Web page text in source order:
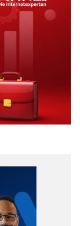
auch einen
soll durch
und
werden, in
und so
Ada
in Koblenz
besonders